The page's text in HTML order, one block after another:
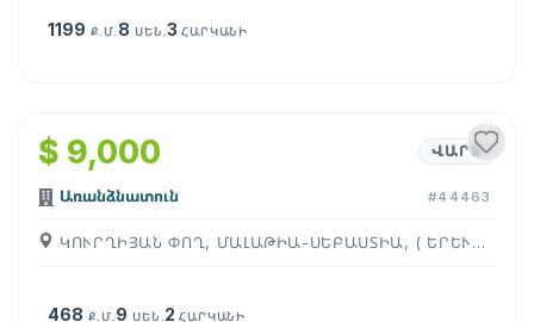
1199 Ք.Մ. 8 ՍԵՆ.3ՀԱՐԿԱՆԻ
$ 9,000 ՎԱՐՁ
Առանձնատուն #44463
ԿՈՒՐՂԻՅԱՆ ՓՈՂ, ՄԱԼԱԹԻԱ-ՍԵԲԱՍՏԻԱ, ( ԵՐԵՒԱՆ )
468 Ք.Մ. 9 ՍԵՆ. 2ՀԱՐԿԱՆԻ